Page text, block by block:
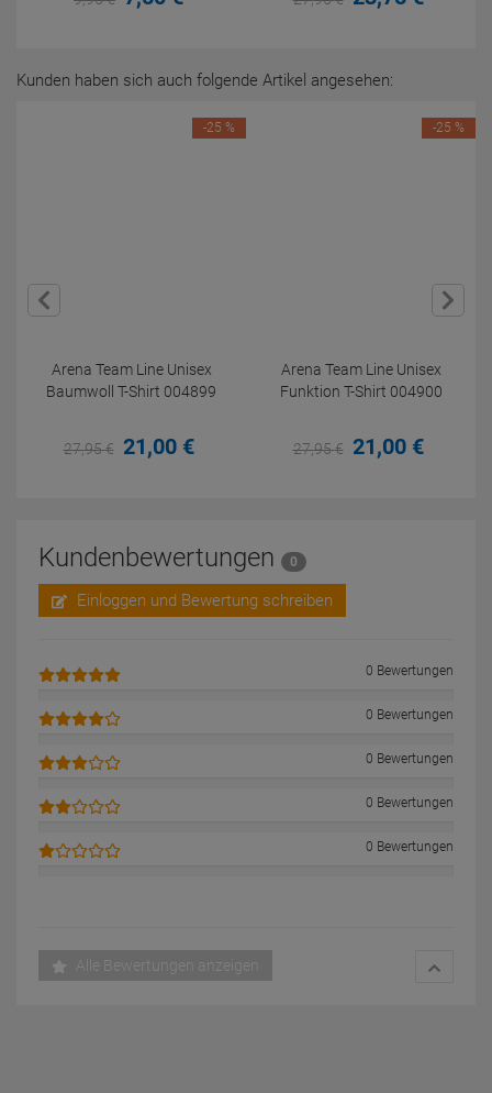
Kunden haben sich auch folgende Artikel angesehen:
Arena Team Line Unisex
Baumwoll T-Shirt 004899
27,95€ 21,00 €
-25 %
Arena Team Line Unisex
Funktion T-Shirt 004900
27,95€ 21,00 €
-25 %
Kundenbewertungen 0
Einloggen und Bewertung schreiben
0 Bewertungen
0 Bewertungen
0 Bewertungen
0 Bewertungen
0 Bewertungen
Alle Bewertungen anzeigen